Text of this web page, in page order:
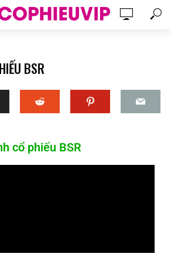
BSR
cổ phiếu BSR